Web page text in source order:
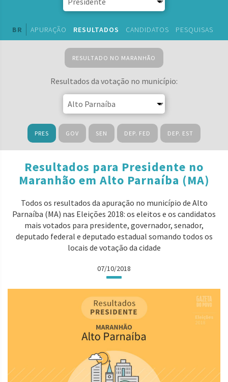
BR APURAÇÃO RESULTADOS CANDIDATOS PESQUISAS
RESULTADO NO MARANHÃO
Resultados da votação no município:
PRES GOV SEN DEP. FED DEP. EST
Resultados para Presidente no
Maranhão em Alto Parnaíba (MA)
Todos os resultados da apuração no município de Alto
Parnaíba (MA) nas Eleições 2018: os eleitos e os candidatos
mais votados para presidente, governador, senador,
deputado federal e deputado estadual somando todos os
locais de votação da cidade
07/10/2018